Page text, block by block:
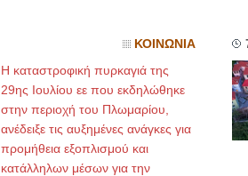
ΚΟΙΝΩΝΙΑ
Η καταστροφική πυρκαγιά της
29ης Ιουλίου εε που εκδηλώθηκε
στην περιοχή του Πλωμαρίου,
ανέδειξε τις αυξημένες ανάγκες για
προμήθεια εξοπλισμού και
κατάλληλων μέσων για την